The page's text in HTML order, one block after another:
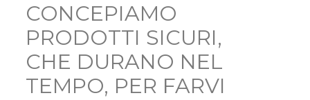
CONCEPIAMO
PRODOTTI SICURI,
CHE DURANO NEL
TEMPO, PER FARVI